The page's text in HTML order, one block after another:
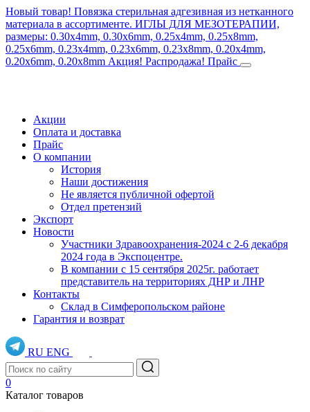
Новый товар! Повязка стерильная адгезивная из нетканного
материала в ассортименте. ИГЛЫ ДЛЯ МЕЗОТЕРАПИИ,
размеры: 0.30x4mm, 0.30x6mm, 0.25x4mm, 0.25x8mm,
0.25x6mm, 0.23x4mm, 0.23x6mm, 0.23x8mm, 0.20x4mm,
0.20x6mm, 0.20x8mm Акция! Распродажа! Прайс
Акции
Оплата и доставка
Прайс
О компании
История
Наши достижения
Не является публичной офертой
Отдел претензий
Экспорт
Новости
Участники Здравоохранения-2024 с 2-6 декабря
2024 года в Экспоцентре.
В компании с 15 сентября 2025г. работает
представитель на территориях ДНР и ЛНР
Контакты
Склад в Симферопольском районе
Гарантия и возврат
RU ENG
0
Каталог товаров